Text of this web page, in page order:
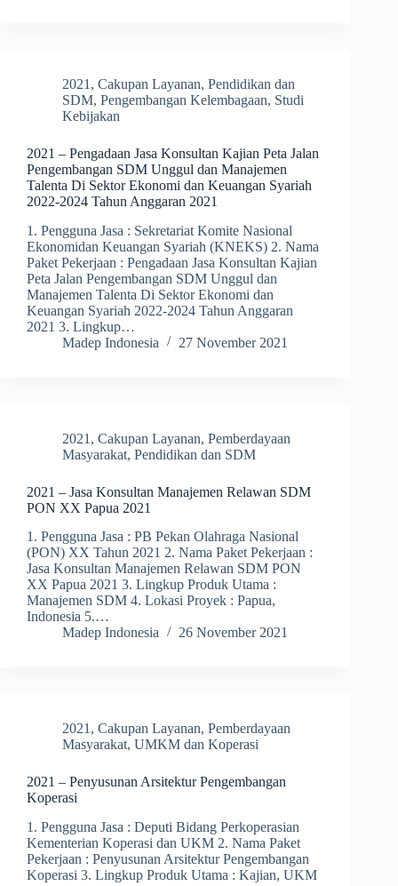
2021 , Cakupan Layanan, Pendidikan dan
SDM, Pengembangan Kelembagaan, Studi
Kebijakan
2021 – Pengadaan Jasa Konsultan Kajian Peta Jalan
Pengembangan SDM Unggul dan Manajemen
Talenta Di Sektor Ekonomi dan Keuangan Syariah
2022-2024 Tahun Anggaran 2021
1. Pengguna Jasa : Sekretariat Komite Nasional
Ekonomidan Keuangan Syariah (KNEKS) 2. Nama
Paket Pekerjaan : Pengadaan Jasa Konsultan Kajian
Peta Jalan Pengembangan SDM Unggul dan
Manajemen Talenta Di Sektor Ekonomi dan
Keuangan Syariah 2022-2024 Tahun Anggaran
2021 3. Lingkup…
Madep Indonesia
27 November 2021
2021 , Cakupan Layanan, Pemberdayaan
Masyarakat, Pendidikan dan SDM
2021 – Jasa Konsultan Manajemen Relawan SDM
PON XX Papua 2021
1. Pengguna Jasa : PB Pekan Olahraga Nasional
(PON) XX Tahun 2021 2. Nama Paket Pekerjaan :
Jasa Konsultan Manajemen Relawan SDM PON
XX Papua 2021 3. Lingkup Produk Utama :
Manajemen SDM 4. Lokasi Proyek : Papua,
Indonesia 5.…
Madep Indonesia
26 November 2021
2021, Cakupan Layanan, Pemberdayaan
Masyarakat, UMKM dan Koperasi
2021 – Penyusunan Arsitektur Pengembangan
Koperasi
1. Pengguna Jasa : Deputi Bidang Perkoperasian
Kementerian Koperasi dan UKM 2. Nama Paket
Pekerjaan : Penyusunan Arsitektur Pengembangan
Koperasi 3. Lingkup Produk Utama : Kajian, UKM